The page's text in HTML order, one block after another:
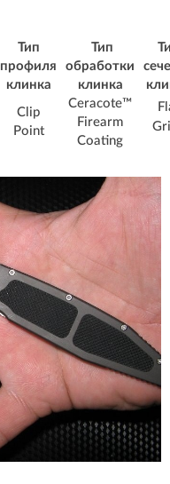
Тип
профиля
клинка
Тип
обработки
клинка
Clip
Point
Ceracote™
Firearm
Coating